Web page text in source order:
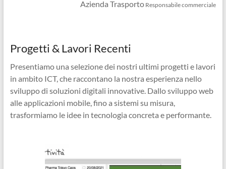
Azienda Trasporto Responsabile commerciale
Progetti & Lavori Recenti
Presentiamo una selezione dei nostri ultimi progetti e lavori
in ambito ICT, che raccontano la nostra esperienza nello
sviluppo di soluzioni digitali innovative. Dallo sviluppo web
alle applicazioni mobile, fino a sistemi su misura,
trasformiamo le idee in tecnologia concreta e performante.